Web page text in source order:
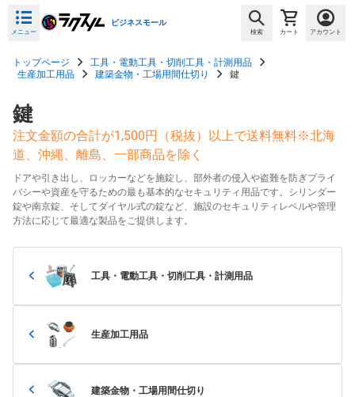
メニュー
ビジネスモール
検索 カート アカウント
トップページ
工具・電動工具・切削工具・計測用品
生産加工用品
建築金物・工場用間仕切り 鍵
鍵
注文金額の合計が1,500円（税抜）以上で送料無料※北海
道、沖縄、離島、一部商品を除く
ドアや引き出し、ロッカーなどを施錠し、部外者の侵入や盗難を防ぎプライ
バシーや資産を守るための最も基本的なセキュリティ用品です。シリンダー
錠や南京錠、そしてダイヤル式の錠など、施設のセキュリティレベルや管理
方法に応じて最適な製品をご提供します。
工具・電動工具・切削工具・計測用品
生産加工用品
建築金物・工場用間仕切り